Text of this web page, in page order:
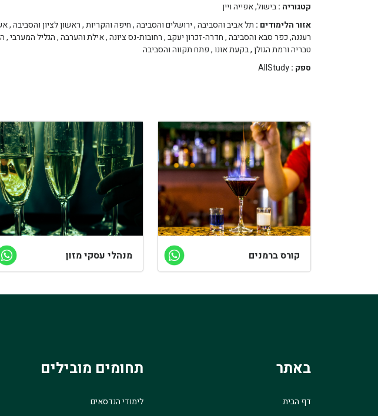
קטגוריה :בישול, אפייה ויין
אזור הלימודים : תל אביב והסביבה,ירושלים והסביבה,חיפה והקריות,ראשון לציון והסביבה,
רעננה, כפר סבא והסביבה,חדרה-זכרון יעקב,רחובות-נס ציונה,אילת והערבה,הגליל המערבי,
טבריה ורמת הגולן,בקעת אונו,פתח תקווה והסביבה
ספק :AllStudy
קורס ברמנים מנהלי עסקי מזון
באתר
דף הבית
תחומים מובילים
לימודי הנדסאים